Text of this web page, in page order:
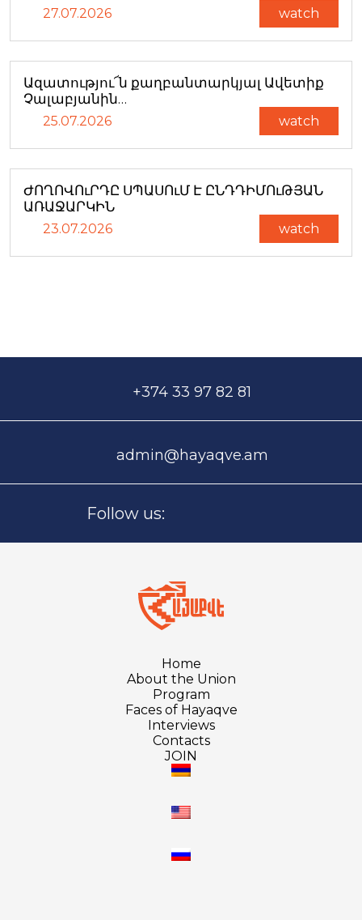
27.07.2026 watch
Ազատությու՜ն քաղբանտարկյալ Ավետիք
Չալաբյանին…
25.07.2026 watch
ԺՈՂՈՎՈւՐԴԸ ՍՊԱՍՈւՄ Է ԸՆԴԴԻՄՈւԹՅԱՆ
ԱՌԱՋԱՐԿԻՆ
23.07.2026 watch
+374 33 97 82 81
admin@hayaqve.am
Follow us:
Home
About the Union
Program
Faces of Hayaqve
Interviews
Contacts
JOIN